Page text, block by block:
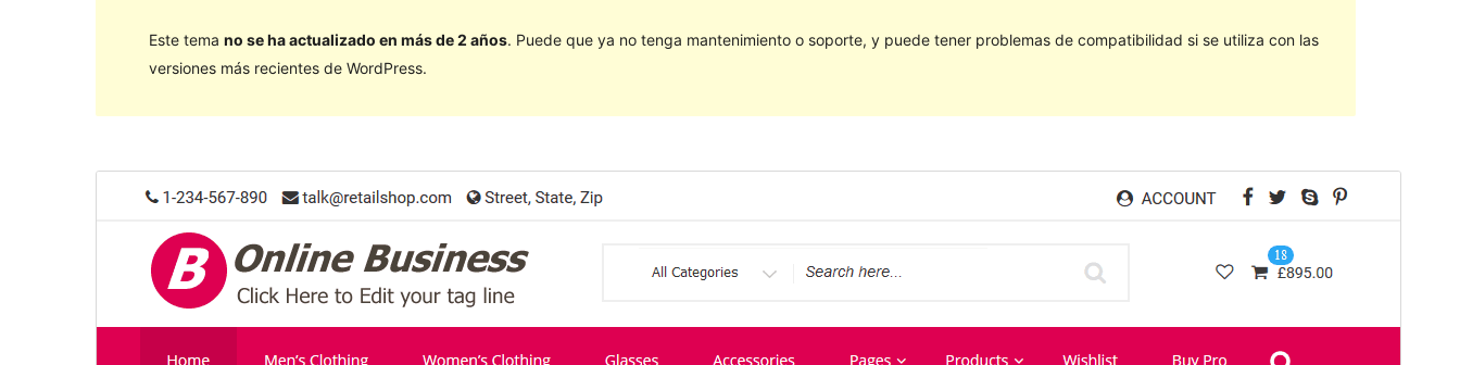
Este tema no se ha actualizado en más de 2 años. Puede que ya no tenga mantenimiento o soporte, y puede tener problemas de compatibilidad si se utiliza con las
versiones más recientes de WordPress.
Descargar
eCommerce Star
Versión
1.0.8
Última actualización
4 de febrero de 2021